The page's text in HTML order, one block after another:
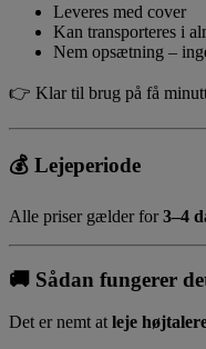
Leveres med cover
Kan transporteres i
Nem opsætning –
👉 Klar til brug på få
💰 Lejeperiode
Alle priser gælder for3–4
🚚 Sådan fungerer
Det er nemt atleje